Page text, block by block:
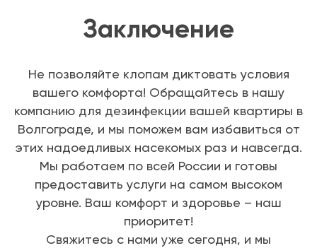
Заключение
Не позволяйте клопам диктовать условия
вашего комфорта! Обращайтесь в нашу
компанию для дезинфекции вашей квартиры в
Волгограде, и мы поможем вам избавиться от
этих надоедливых насекомых раз и навсегда.
Мы работаем по всей России и готовы
предоставить услуги на самом высоком
уровне. Ваш комфорт и здоровье – наш
приоритет!
Свяжитесь с нами уже сегодня, и мы